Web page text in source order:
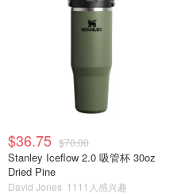
$36.75 $70.00
Stanley Iceflow 2.0 吸管杯 30oz
Dried Pine
David Jones 1111人感兴趣